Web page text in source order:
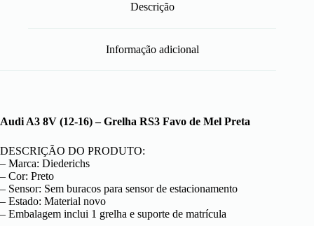
Descrição
Informação adicional
Audi A3 8V (12-16) – Grelha RS3 Favo de Mel Preta
DESCRIÇÃO DO PRODUTO:
– Marca: Diederichs
– Cor: Preto
– Sensor: Sem buracos para sensor de estacionamento
– Estado: Material novo
– Embalagem inclui 1 grelha e suporte de matrícula